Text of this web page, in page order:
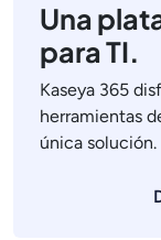
Una
para TI.
Kaseya 365
herramientas
única solución.